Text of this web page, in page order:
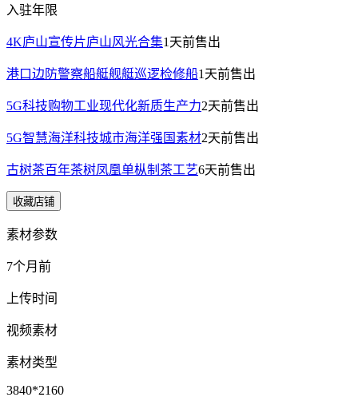
入驻年限
4K庐山宣传片庐山风光合集1天前售出
港口边防警察船艇舰艇巡逻检修船1天前售出
5G科技购物工业现代化新质生产力2天前售出
5G智慧海洋科技城市海洋强国素材2天前售出
古树茶百年茶树凤凰单枞制茶工艺6天前售出
收藏店铺
素材参数
7个月前
上传时间
视频素材
素材类型
3840*2160